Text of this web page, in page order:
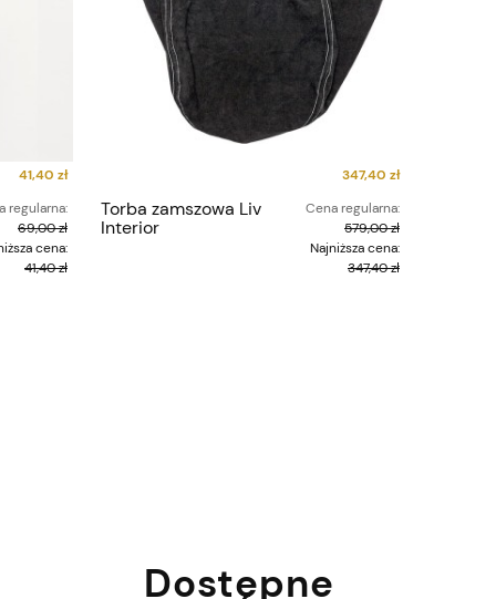
41,40 zł
regularna:
69,00 zł
cena:
41,40 zł
Torba zamszowa Liv
Interior
347,40 zł
Cena regularna:
579,00 zł
Najniższa cena:
347,40 zł
Dostępne